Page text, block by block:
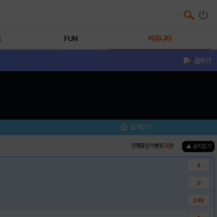
FUN 커뮤니티
글쓰기
즐겨찾기
진행중인 이벤트0건 ▲ 공지접기
4
0
248